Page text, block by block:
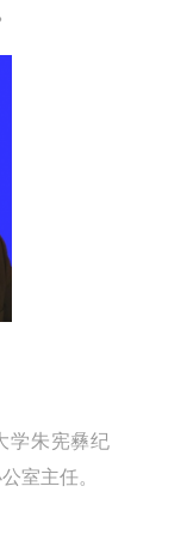
学朱宪彝纪
室主任。